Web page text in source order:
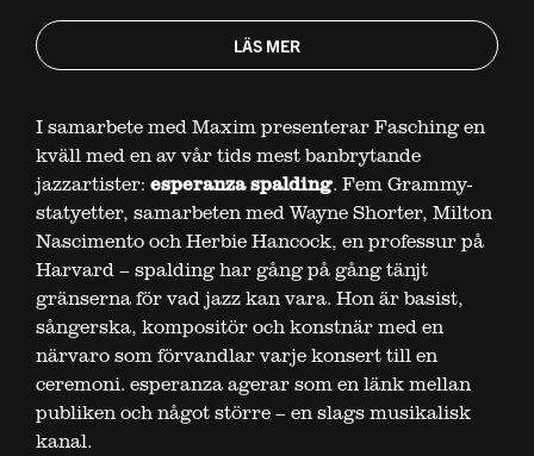
LÄS MER
I samarbete med Maxim presenterar Fasching en
kväll med en av vår tids mest banbrytande
jazzartister: esperanza spalding. Fem Grammy-
statyetter, samarbeten med Wayne Shorter, Milton
Nascimento och Herbie Hancock, en professur på
Harvard – spalding har gång på gång tänjt
gränserna för vad jazz kan vara. Hon är basist,
sångerska, kompositör och konstnär med en
närvaro som förvandlar varje konsert till en
ceremoni. esperanza agerar som en länk mellan
publiken och något större – en slags musikalisk
kanal.